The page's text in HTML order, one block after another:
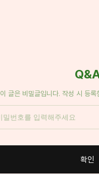
이 글은 비밀글입니다. 작성 시 등
확인